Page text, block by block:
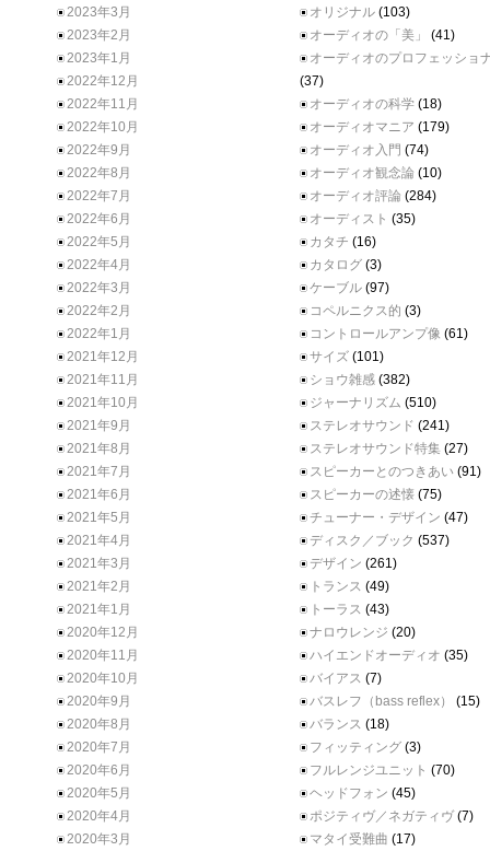
2023年3月
2023年2月
2023年1月
2022年12月
2022年11月
2022年10月
2022年9月
2022年8月
2022年7月
2022年6月
2022年5月
2022年4月
2022年3月
2022年2月
2022年1月
2021年12月
2021年11月
2021年10月
2021年9月
2021年8月
2021年7月
2021年6月
2021年5月
2021年4月
2021年3月
2021年2月
2021年1月
2020年12月
2020年11月
2020年10月
2020年9月
2020年8月
2020年7月
2020年6月
2020年5月
2020年4月
2020年3月
オリジナル (103)
オーディオの「美」
(41)
オーディオのプロフェッショ
(37)
オーディオの科学 (18)
オーディオマニア (179)
オーディオ入門 (74)
オーディオ観念論 (10)
オーディオ評論 (284)
オーディスト (35)
カタチ (16)
カタログ (3)
ケーブル (97)
コペルニクス的 (3)
コントロールアンプ像 (61)
サイズ (101)
ショウ雑感 (382)
ジャーナリズム (510)
ステレオサウンド (241)
ステレオサウンド特集 (27)
スピーカーとのつきあい (91)
スピーカーの述懐 (75)
チューナー・デザイン (47)
ディスク／ブック (537)
デザイン (261)
トランス (49)
トーラス (43)
ナロウレンジ (20)
ハイエンドオーディオ (35)
バイアス (7)
バスレフ（bass reflex）
(15)
バランス (18)
フィッティング (3)
フルレンジユニット (70)
ヘッドフォン (45)
ポジティヴ／ネガティヴ(7)
マタイ受難曲 (17)